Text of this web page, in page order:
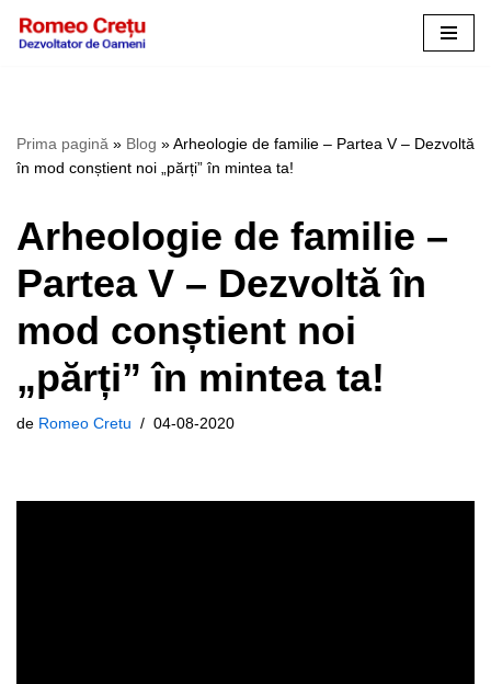
Prima pagină » Blog »Arheologie de familie – Partea V – Dezvoltă
în mod conștient noi „părți” în mintea ta!
Arheologie de familie –
Partea V – Dezvoltă în
mod conștient noi
„părți” în mintea ta!
de Romeo Cretu 04-08-2020